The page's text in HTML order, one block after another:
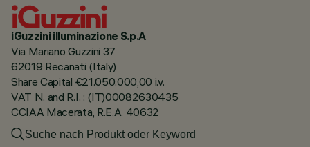
iGuzzini illuminazione S.p.A
Via Mariano Guzzini 37
62019 Recanati (Italy)
Share Capital €21.050.000,00 i.v.
VAT N. and R.I. : (IT)00082630435
CCIAA Macerata, R.E.A. 40632